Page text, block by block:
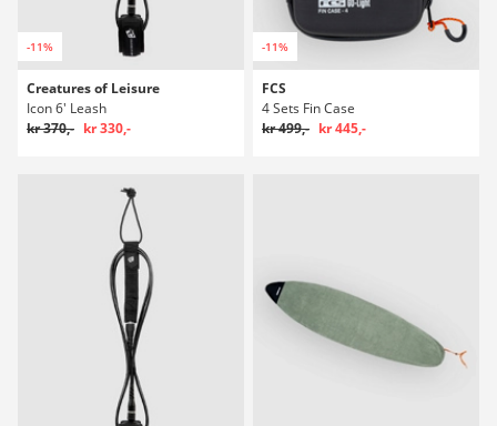
-11%
Creatures of Leisure
Icon 6' Leash
kr 370,- kr 330,-
-11%
FCS
4 Sets Fin Case
kr 499,- kr 445,-